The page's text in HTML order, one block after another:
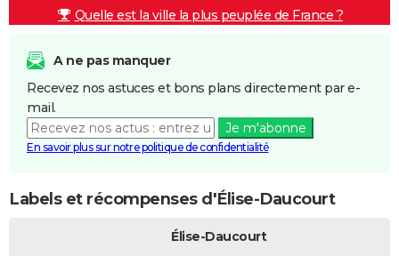
Quelle est la ville la plus peuplée de France ?
A ne pas manquer
Recevez nos astuces et bons plans directement par e-
mail.
Je m'abonne
En savoir plus sur notre politique de confidentialité
Labels et récompenses d'Élise-Daucourt
Élise-Daucourt